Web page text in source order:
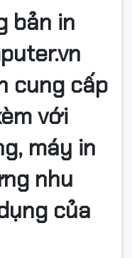
bản in
cung cấp
với
máy in
nhu
của